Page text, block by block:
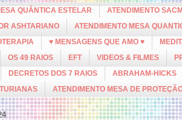
QUÂNTICA ESTELAR
ATENDIMENTO
ASHTARIANO
ATENDIMENTO MESA
♥ MENSAGENS QUE AMO ♥
OS 49 RAIOS EFT VIDEOS & FILMES
DECRETOS DOS 7 RAIOS ABRAHAM-HICKS
ATENDIMENTO MESA DE